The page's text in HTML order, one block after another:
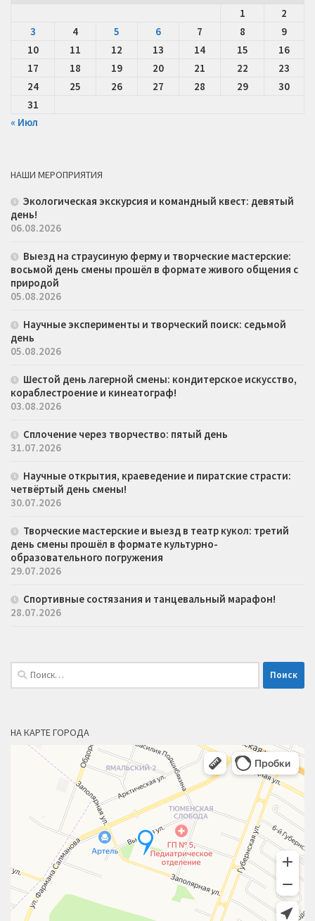
1
2
3
4 5 6 7 8
9
10
11 12 13 14 15
16
17
18 19 20 21 22
23
24
25 26 27 28 29
30
31
« Июл
НАШИ МЕРОПРИЯТИЯ
Экологическая экскурсия и командный квест: девятый
день!
06.08.2026
Выезд на страусиную ферму и творческие мастерские:
восьмой день смены прошёл в формате живого общения с
природой
05.08.2026
Научные эксперименты и творческий поиск: седьмой
день
05.08.2026
Шестой день лагерной смены: кондитерское искусство,
кораблестроение и кинеатограф!
03.08.2026
Сплочение через творчество: пятый день
31.07.2026
Научные открытия, краеведение и пиратские страсти:
четвёртый день смены!
30.07.2026
Творческие мастерские и выезд в театр кукол: третий
день смены прошёл в формате культурно-
образовательного погружения
29.07.2026
Спортивные состязания и танцевальный марафон!
28.07.2026
Найти:
НА КАРТЕ ГОРОДА